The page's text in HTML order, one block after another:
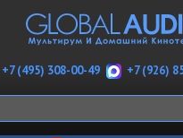
+7 (495) 308-00-49 +7 (926)